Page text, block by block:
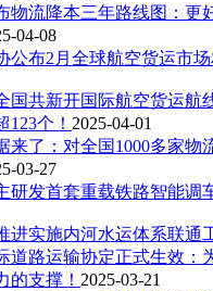
物流降本三年路线图：更
04-08
公布2月全球航空货运市场
国共新开国际航空货运航
123个！ 2025-04-01
来了：对全国1000多家物
03-27
研发首套重载铁路智能调
进实施内河水运体系联通
道路运输协定正式生效：
的支撑！ 2025-03-21